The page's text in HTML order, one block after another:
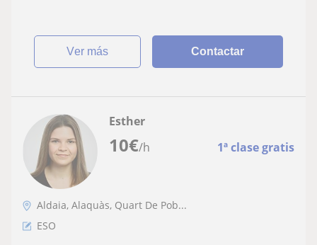
ver más Contactar
10€/h 1ª clase gratis
Esther
Aldaia, Alaquàs, Quart De Pob...
ESO